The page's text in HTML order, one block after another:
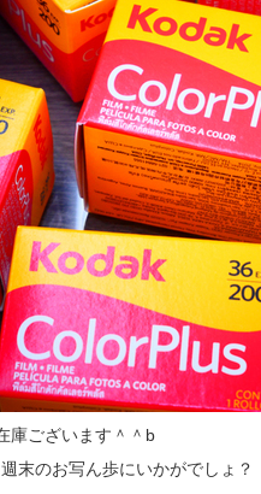
庫ございます＾＾b
末のお写ん歩にいかがでしょ？